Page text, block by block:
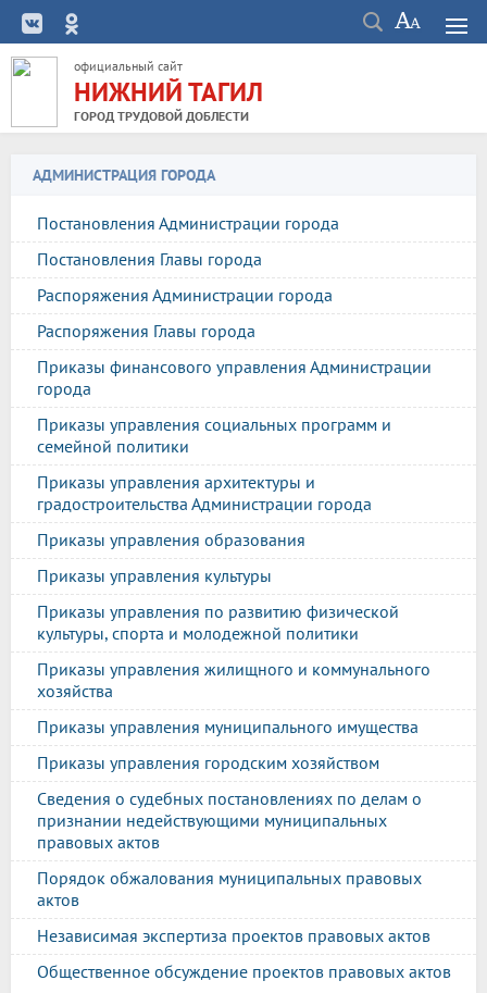
официальный сайт
НИЖНИЙ ТАГИЛ
ГОРОД ТРУДОВОЙ ДОБЛЕСТИ
АДМИНИСТРАЦИЯ ГОРОДА
Постановления Администрации города
Постановления Главы города
Распоряжения Администрации города
Распоряжения Главы города
Приказы финансового управления Администрации
города
Приказы управления социальных программ и
семейной политики
Приказы управления архитектуры и
градостроительства Администрации города
Приказы управления образования
Приказы управления культуры
Приказы управления по развитию физической
культуры, спорта и молодежной политики
Приказы управления жилищного и коммунального
хозяйства
Приказы управления муниципального имущества
Приказы управления городским хозяйством
Сведения о судебных постановлениях по делам о
признании недействующими муниципальных
правовых актов
Порядок обжалования муниципальных правовых
актов
Независимая экспертиза проектов правовых актов
Общественное обсуждение проектов правовых актов